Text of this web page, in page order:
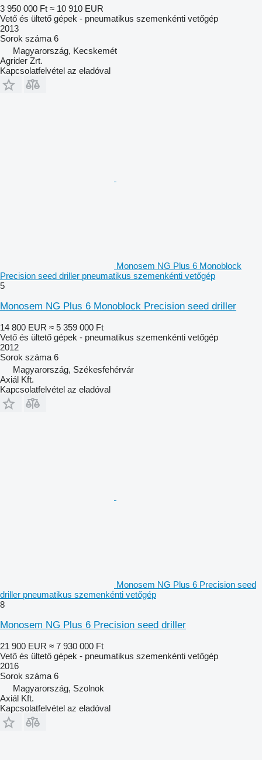
3 950 000 Ft ≈ 10 910 EUR
Vető és ültető gépek - pneumatikus szemenkénti vetőgép
2013
Sorok száma 6
Magyarország, Kecskemét
Agrider Zrt.
Kapcsolatfelvétel az eladóval
Monosem NG Plus 6 Monoblock
Precision seed driller pneumatikus szemenkénti vetőgép
5
Monosem NG Plus 6 Monoblock Precision seed driller
14 800 EUR ≈ 5 359 000 Ft
Vető és ültető gépek - pneumatikus szemenkénti vetőgép
2012
Sorok száma 6
Magyarország, Székesfehérvár
Axiál Kft.
Kapcsolatfelvétel az eladóval
Monosem NG Plus 6 Precision seed
driller pneumatikus szemenkénti vetőgép
8
Monosem NG Plus 6 Precision seed driller
21 900 EUR ≈ 7 930 000 Ft
Vető és ültető gépek - pneumatikus szemenkénti vetőgép
2016
Sorok száma 6
Magyarország, Szolnok
Axiál Kft.
Kapcsolatfelvétel az eladóval